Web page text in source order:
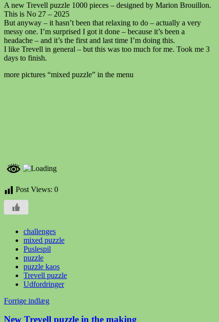
A new Trevell puzzle 1000 pieces – designed by Marion Brouillon.
This is No 27 – 2025
But anyway – it hasn’t been that relaxing to do – actually a very
messy one. I’m surprised I got it done – because it’s been a
headache – and it’s the first and last time I’m doing this.
I like Trevell in general – but this was too much for me. Took me 3
days to finish.
more pictures “mixed puzzle” in the menu
Post Views: 0
challenges
mixed puzzle
Puslespil
puzzle
puzzle kaos
Trevell puzzle
Udfordringer
Indlægsnavigation
Forrige indlæg
New Trevell puzzle in the making